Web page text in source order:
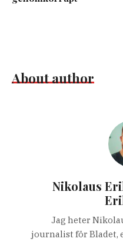
About author
Nikolaus
Jag heter
journalist för Bladet,